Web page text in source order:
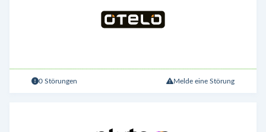
0 Störungen Melde eine Störung